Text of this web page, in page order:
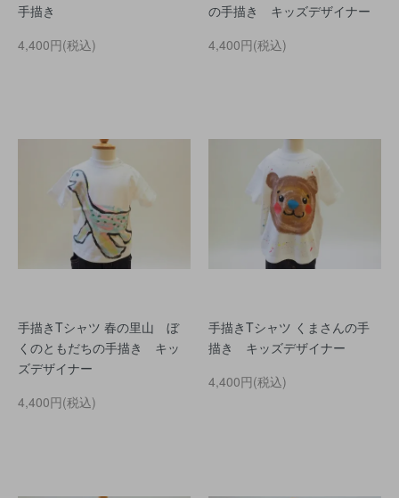
手描き
4,400円(税込)
の手描き キッズデザイナー
4,400円(税込)
手描きTシャツ 春の里山 ぼ
くのともだちの手描き キッ
ズデザイナー
4,400円(税込)
手描きTシャツ くまさんの手
描き キッズデザイナー
4,400円(税込)